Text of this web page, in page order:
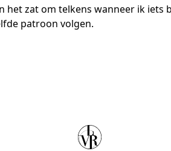
zat om telkens wanneer ik
patroon volgen.